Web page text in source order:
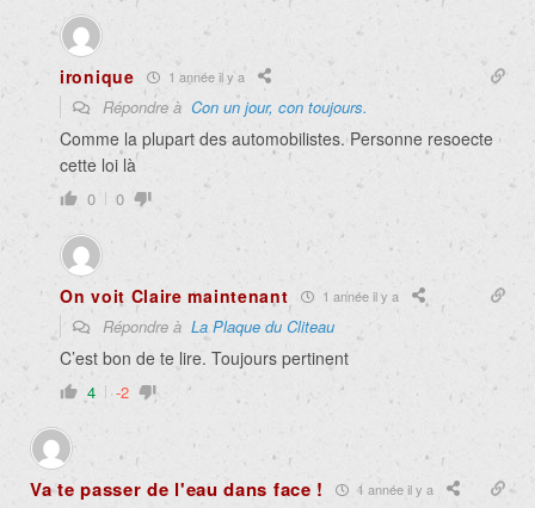
ironique 1 année il y a
Répondre à Con un jour, con toujours.
Comme la plupart des automobilistes. Personne resoecte
cette loi là
0 0
On voit Claire maintenant 1 année il y a
Répondre à La Plaque du Cliteau
C’est bon de te lire. Toujours pertinent
4 -2
Va te passer de l'eau dans face ! 1 année il y a